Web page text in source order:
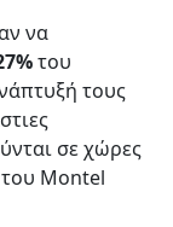
να
του
τους
σε χώρες
Montel